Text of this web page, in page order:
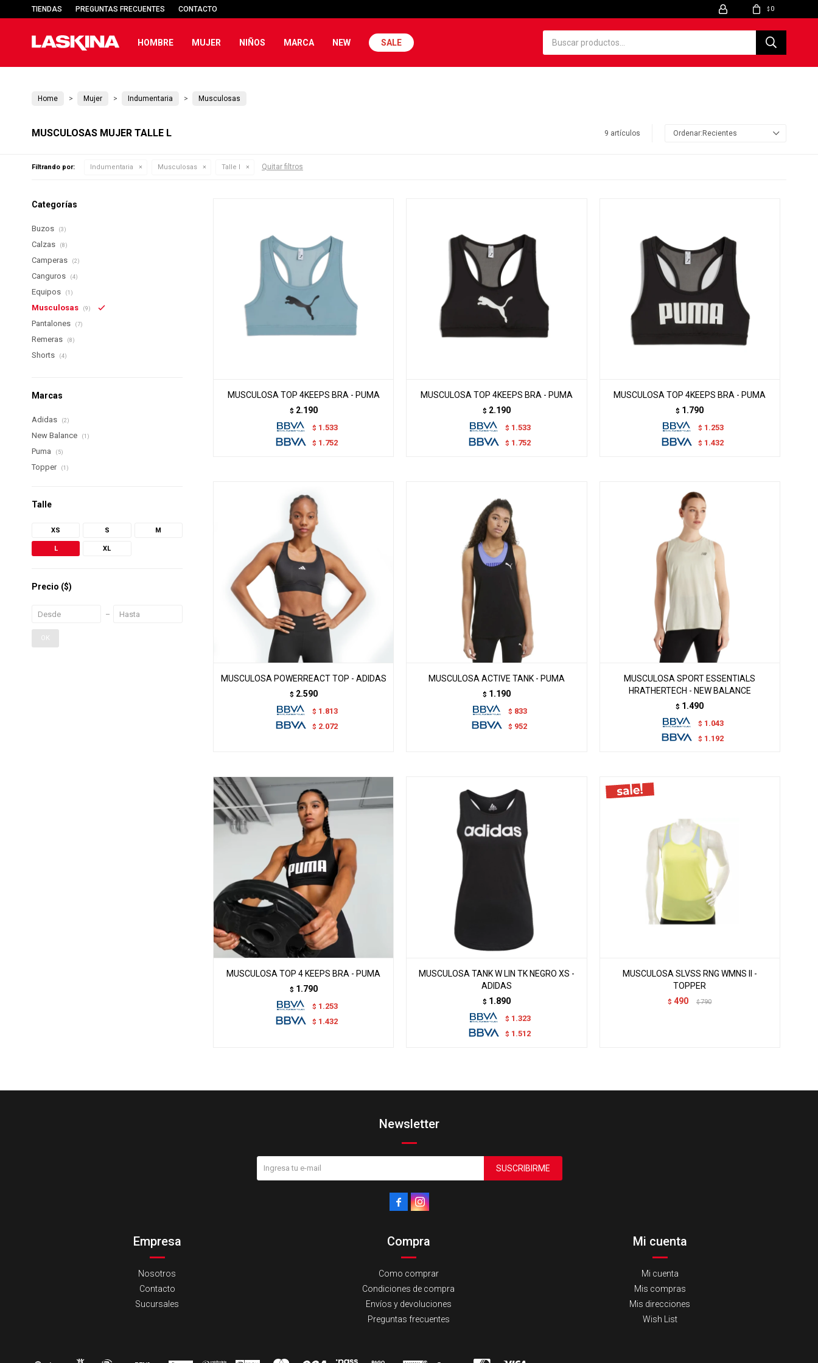
HOMBRE MUJER NIÑOS MARCA NEW SALE
$ 0
TIENDAS PREGUNTAS FRECUENTES CONTACTO
Home Mujer Indumentaria Musculosas
MUSCULOSAS MUJER TALLE L 9 artículos Recientes
Filtrando por: Indumentaria Musculosas Talle l Quitar filtros
MUSCULOSA TOP 4KEEPS BRA - PUMA
$ 2.190
$ 1.533
$ 1.752
MUSCULOSA TOP 4KEEPS BRA - PUMA
$ 2.190
$ 1.533
$ 1.752
MUSCULOSA TOP 4KEEPS BRA - PUMA
$ 1.790
$ 1.253
$ 1.432
MUSCULOSA POWERREACT TOP - ADIDAS
$ 2.590
$ 1.813
$ 2.072
MUSCULOSA ACTIVE TANK - PUMA
$ 1.190
$ 833
$ 952
MUSCULOSA SPORT ESSENTIALS
HRATHERTECH - NEW BALANCE
$ 1.490
$ 1.043
$ 1.192
MUSCULOSA TOP 4 KEEPS BRA - PUMA
$ 1.790
$ 1.253
$ 1.432
MUSCULOSA TANK W LIN TK NEGRO XS -
ADIDAS
$ 1.890
$ 1.323
$ 1.512
MUSCULOSA SLVSS RNG WMNS II -
TOPPER
$ 490 $ 790
Categorías
Buzos (3)
Calzas (8)
Camperas (2)
Canguros (4)
Equipos (1)
Musculosas (9)
Pantalones (7)
Remeras (8)
Shorts (4)
Marcas
Adidas (2)
New Balance (1)
Puma (5)
Topper (1)
Talle
XS S M
L XL
Precio ($)
OK
Empresa
Nosotros
Contacto
Sucursales
Compra
Como comprar
Condiciones de compra
Envíos y devoluciones
Preguntas frecuentes
Mi cuenta
Mi cuenta
Mis compras
Mis direcciones
Wish List
Newsletter
SUSCRIBIRME
 